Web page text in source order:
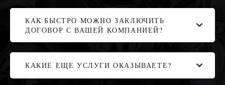
КАК БЫСТРО МОЖНО ЗАКЛЮЧИТЬ
ДОГОВОР С ВАШЕЙ КОМПАНИЕЙ?
КАКИЕ ЕЩЕ УСЛУГИ ОКАЗЫВАЕТЕ?